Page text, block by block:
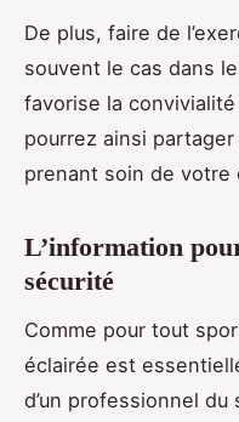
De plus, faire de
souvent le cas dans
favorise la
pourrez ainsi
prenant soin de votre
L’information
sécurité
Comme pour tout
éclairée est
d’un professionnel